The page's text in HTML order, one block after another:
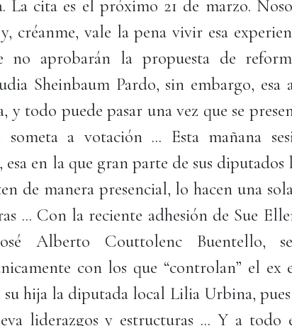
La cita es el próximo 21 de marzo.
créanme, vale la pena vivir esa
no aprobarán la propuesta de
Sheinbaum Pardo, sin embargo, esa
y todo puede pasar una vez que se
someta a votación ... Esta mañana
en la que gran parte de sus diputados
de manera presencial, lo hacen una
... Con la reciente adhesión de Sue
Alberto Couttolenc Buentello,
con los que “controlan” el
hija la diputada local Lilia Urbina,
liderazgos y estructuras ... Y a todo